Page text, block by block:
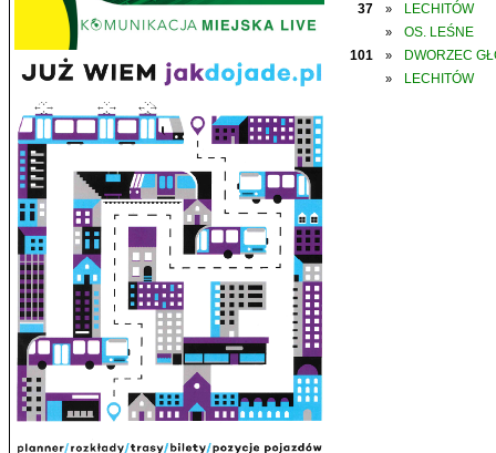
37
» LECHITÓW
»
OS. LEŚNE
101
» DWORZEC
» LECHITÓW